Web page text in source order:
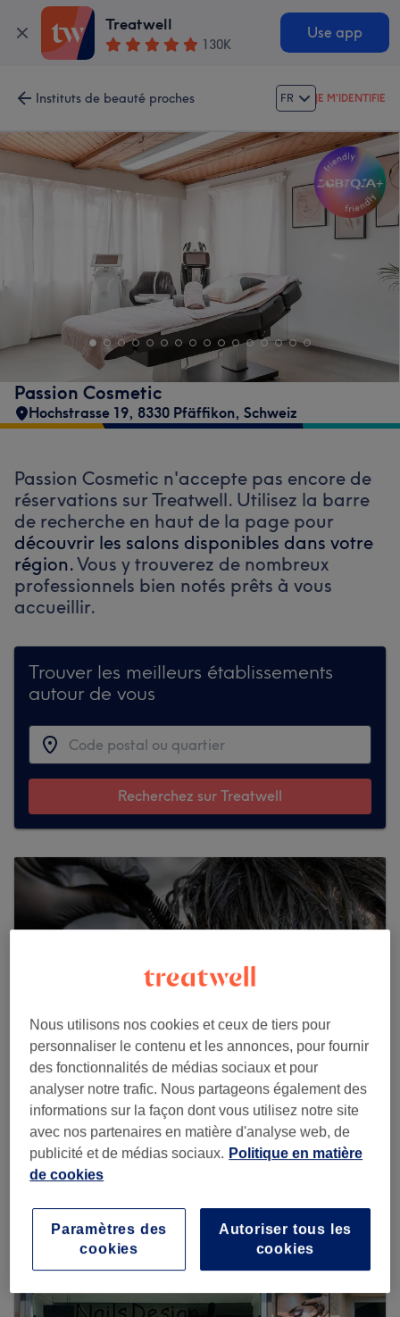
Treatwell
130K
Use app
Instituts de beauté proches FR JE M'IDENTIFIE
Passion Cosmetic
Hochstrasse 19, 8330 Pfäffikon, Schweiz
Passion Cosmetic n'accepte pas encore de
réservations sur Treatwell. Utilisez la barre
de recherche en haut de la page pour
découvrir les salons disponibles dans votre
région.Vous y trouverez de nombreux
professionnels bien notés prêts à vous
accueillir.
Trouver les meilleurs établissements
autour de vous
Recherchez sur Treatwell
Nic Barber
275 reviews
Hochstrasse 121, 8330
Nous utilisons nos cookies et ceux de tiers pour
personnaliser le contenu et les annonces, pour fournir
des fonctionnalités de médias sociaux et pour
analyser notre trafic. Nous partageons également des
informations sur la façon dont vous utilisez notre site
avec nos partenaires en matière d'analyse web, de
publicité et de médias sociaux. Politique en matière
de cookies
Autoriser tous les
cookies
Paramètres des
cookies